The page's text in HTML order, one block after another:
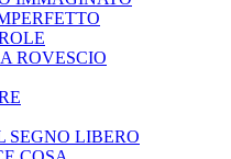
ROVESCIO
SEGNO LIBERO